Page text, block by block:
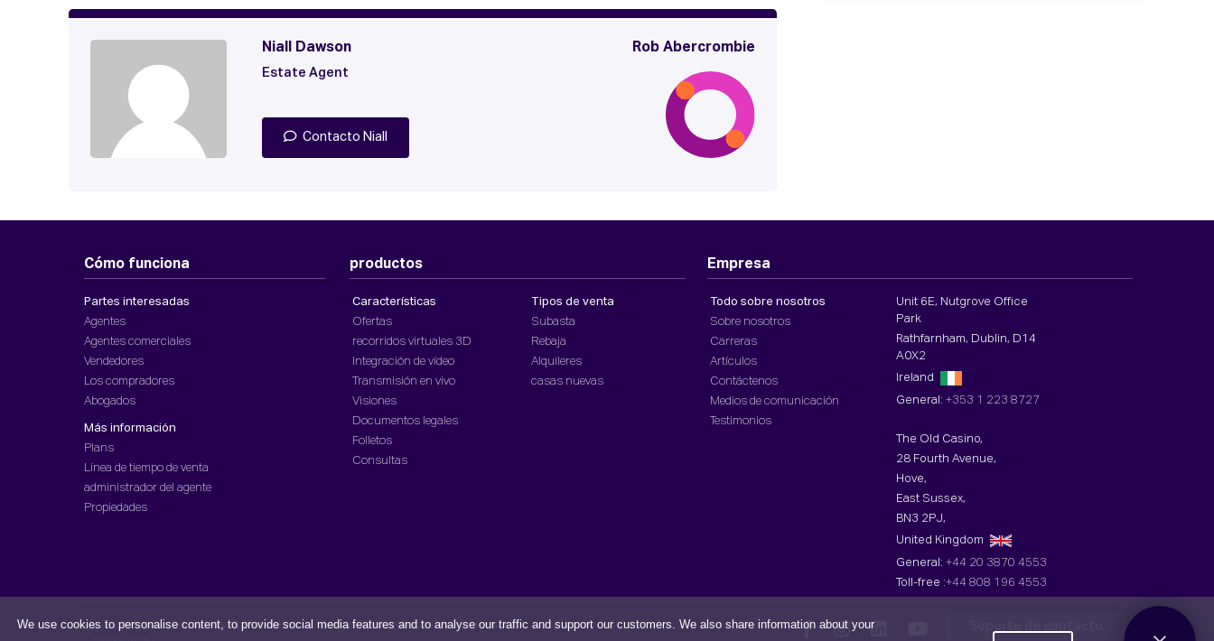
We use cookies to personalise content, to provide social media features and to analyse our traffic and support our customers. We also share information about your
Niall Dawson
Estate Agent
Contacto Niall
Rob Abercrombie
Cómo funciona
Partes interesadas
Agentes
Agentes comerciales
Vendedores
Los compradores
Abogados
Más información
Plans
Línea de tiempo de venta
administrador del agente
Propiedades
productos
Características
Ofertas
recorridos virtuales 3D
Integración de vídeo
Transmisión en vivo
Visiones
Documentos legales
Folletos
Consultas
Tipos de venta
Subasta
Rebaja
Alquileres
casas nuevas
Empresa
Todo sobre nosotros
Sobre nosotros
Carreras
Artículos
Contáctenos
Medios de comunicación
Testimonios
Unit 6E, Nutgrove Office
Park
Rathfarnham, Dublin, D14
A0X2
Ireland
General:+353 1 223 8727
The Old Casino,
28 Fourth Avenue,
Hove,
East Sussex,
BN3 2PJ,
United Kingdom
General:+44 20 3870 4553
Toll-free :+44 808 196 4553
Política de privacidad Aviso de cookies Términos y Condiciones
Seguridad